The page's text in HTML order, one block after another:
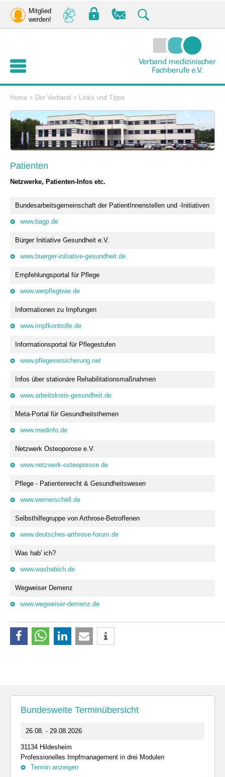
Mitglied
werden!
Home > Der Verband > Links und Tipps
Patienten
Netzwerke, Patienten-Infos etc.
Bundesarbeitsgemeinschaft der PatientInnenstellen und -Initiativen
www.bagp.de
Bürger Initiative Gesundheit e.V.
www.buerger-initiative-gesundheit.de
Empfehlungsportal für Pflege
www.werpflegtwie.de
Informationen zu Impfungen
www.impfkontrolle.de
Informationsportal für Pflegestufen
www.pflegeversicherung.net
Infos über stationäre Rehabilitationsmaßnahmen
www.arbeitskreis-gesundheit.de
Meta-Portal für Gesundheitsthemen
www.medinfo.de
Netzwerk Osteoporose e.V.
www.netzwerk-osteoporose.de
Pflege - Patientenrecht & Gesundheitswesen
www.wernerschell.de
Selbsthilfegruppe von Arthrose-Betroffenen
www.deutsches-arthrose-forum.de
Was hab' ich?
www.washabich.de
Wegweiser Demenz
www.wegweiser-demenz.de
Bundesweite Terminübersicht
26.08. - 29.08.2026
31134 Hildesheim
Professionelles Impfmanagement in drei Modulen
Termin anzeigen